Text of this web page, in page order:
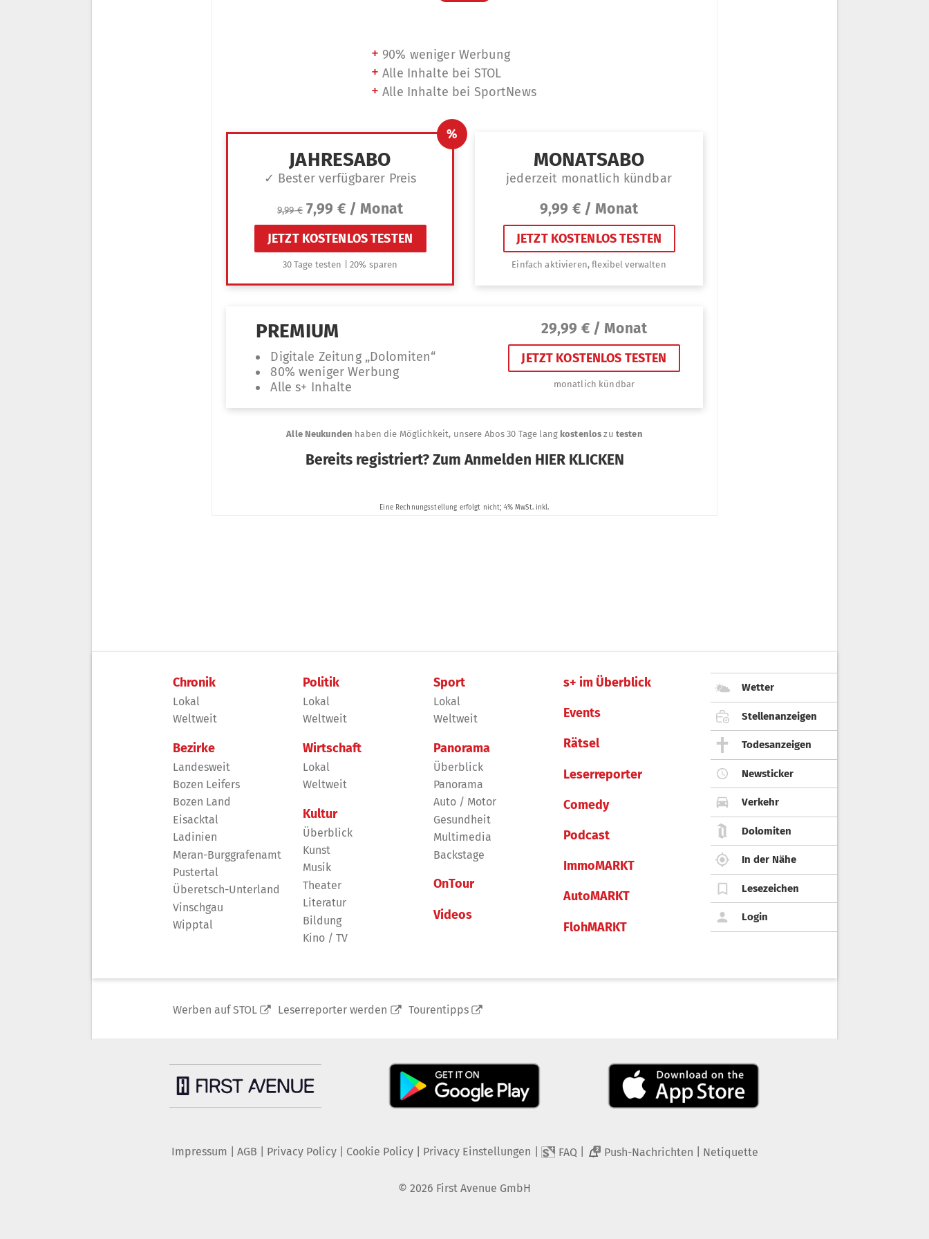
Chronik
Lokal
Weltweit
Bezirke
Landesweit
Bozen Leifers
Bozen Land
Eisacktal
Ladinien
Meran-Burggrafenamt
Pustertal
Überetsch-Unterland
Vinschgau
Wipptal
Politik
Lokal
Weltweit
Wirtschaft
Lokal
Weltweit
Kultur
Überblick
Kunst
Musik
Theater
Literatur
Bildung
Kino / TV
Sport
Lokal
Weltweit
Panorama
Überblick
Panorama
Auto / Motor
Gesundheit
Multimedia
Backstage
OnTour
Videos
s+ im Überblick
Events
Rätsel
Leserreporter
Comedy
Podcast
ImmoMARKT
AutoMARKT
FlohMARKT
Wetter
Stellenanzeigen
Todesanzeigen
Newsticker
Verkehr
Dolomiten
In der Nähe
Lesezeichen
Login
Werben auf STOL Leserreporter werden Tourentipps
Impressum AGB Privacy Policy| Cookie Policy| Privacy Einstellungen FAQ 2 Push-Nachrichten Netiquette
© 2026 First Avenue GmbH